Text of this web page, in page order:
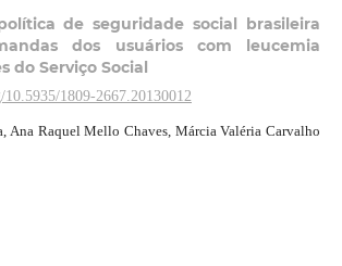
de seguridade social brasileira
dos usuários com leucemia
do Serviço Social
1809-2667.20130012
Ana Raquel Mello Chaves, Márcia Valéria Carvalho